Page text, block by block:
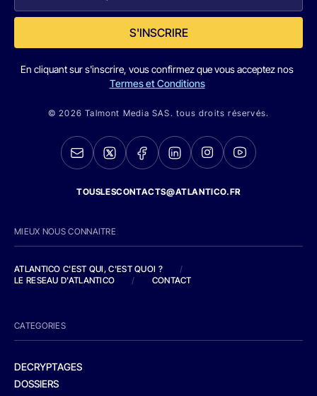
S'INSCRIRE
En cliquant sur s'inscrire, vous confirmez que vous acceptez nos
Termes et Conditions
© 2026 Talmont Media SAS. tous droits réservés.
TOUSLESCONTACTS@ATLANTICO.FR
MIEUX NOUS CONNAITRE
ATLANTICO C'EST QUI, C'EST QUOI ?
/
LE RESEAU D'ATLANTICO
/ CONTACT
CATEGORIES
DECRYPTAGES
DOSSIERS